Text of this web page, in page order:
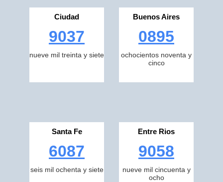
Ciudad
9037
nueve mil treinta y siete
Buenos Aires
0895
ochocientos noventa y
cinco
Santa Fe
6087
seis mil ochenta y siete
Entre Rios
9058
nueve mil cincuenta y
ocho